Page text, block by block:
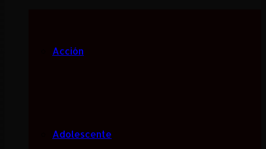
Acción
Adolescente